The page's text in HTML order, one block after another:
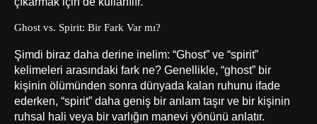
Ghost vs. Spirit: Bir Fark Var mı?
Şimdi biraz daha derine inelim: “Ghost” ve “spirit”
kelimeleri arasındaki fark ne? Genellikle, “ghost” bir
kişinin ölümünden sonra dünyada kalan ruhunu ifade
ederken, “spirit” daha geniş bir anlam taşır ve bir kişinin
ruhsal hali veya bir varlığın manevi yönünü anlatır.